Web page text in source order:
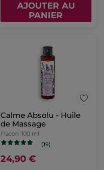
AJOUTER AU
PANIER
Calme Absolu - Huile
de Massage
Flacon 100 ml
(19)
24,90 €